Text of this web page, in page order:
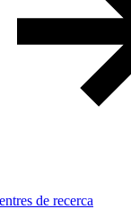
de recerca